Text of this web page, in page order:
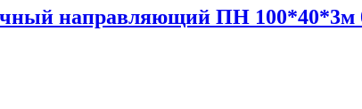
направляющий ПН 100*40*3м